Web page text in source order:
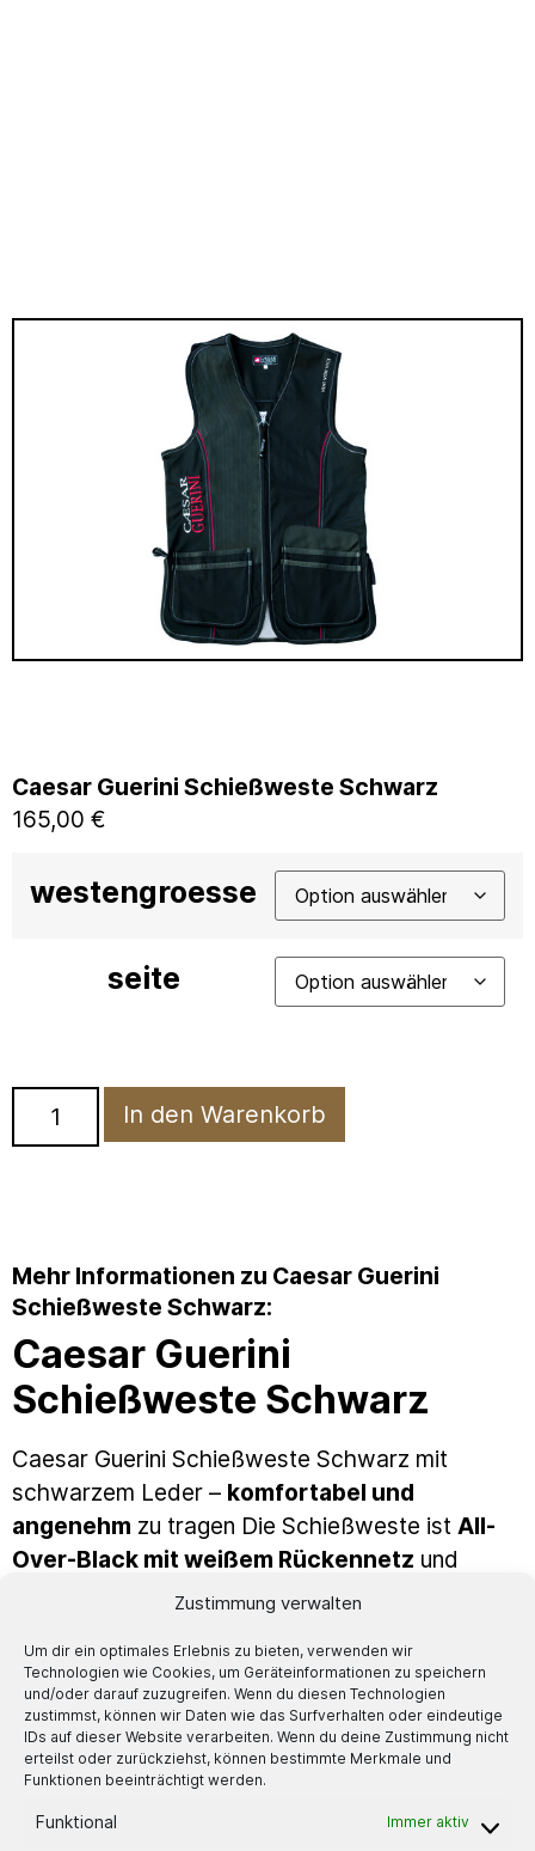
Zustimmung verwalten
Um dir ein optimales Erlebnis zu bieten, verwenden wir
Technologien wie Cookies, um Geräteinformationen zu speichern
und/oder darauf zuzugreifen. Wenn du diesen Technologien
zustimmst, können wir Daten wie das Surfverhalten oder eindeutige
IDs auf dieser Website verarbeiten. Wenn du deine Zustimmung nicht
erteilst oder zurückziehst, können bestimmte Merkmale und
Funktionen beeinträchtigt werden.
Funktional Immer aktiv
Caesar Guerini Schießweste Schwarz
165,00 €
westengroesse
seite
In den Warenkorb
Mehr Informationen zu Caesar Guerini
Schießweste Schwarz:
Caesar Guerini
Schießweste Schwarz
Caesar Guerini Schießweste Schwarz mit
schwarzem Leder – komfortabel und
angenehm zu tragen Die Schießweste ist All-
Over-Black mit weißem Rückennetz und
schwarzen Glattlederbesatz
Wettkampfschützen.Links wie rechts
jeweils2 Munitionstaschenund eine große
durchgehende Tasche am Rücken. An der
Führhandseite gibt es die Möglichkeit ein
Handtuchoder ähnliches anzubringen. Dafür ist
eine Öse vorhanden. Tipp für alle